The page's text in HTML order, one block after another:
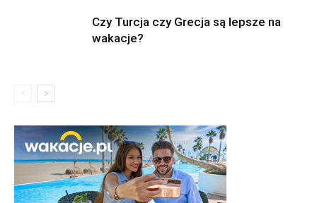
Czy Turcja czy Grecja są lepsze na
wakacje?